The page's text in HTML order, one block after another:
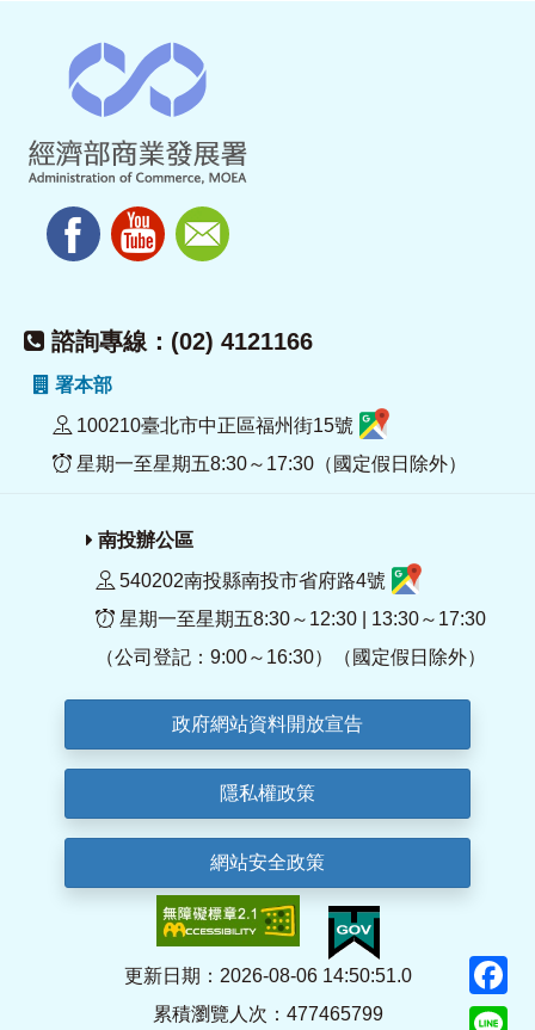
諮詢專線：(02) 4121166
署本部
100210臺北市中正區福州街15號
星期一至星期五8:30～17:30（國定假日除外）
南投辦公區
540202南投縣南投市省府路4號
星期一至星期五8:30～12:30 | 13:30～17:30
（公司登記：9:00～16:30）（國定假日除外）
政府網站資料開放宣告
隱私權政策
網站安全政策
更新日期：2026-08-06 14:50:51.0
累積瀏覽人次：477465799